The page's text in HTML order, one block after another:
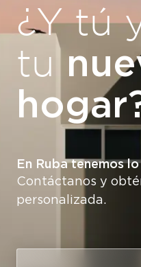
¿Y tú
tu
En Ruba tenemos
Contáctanos y
personalizada.